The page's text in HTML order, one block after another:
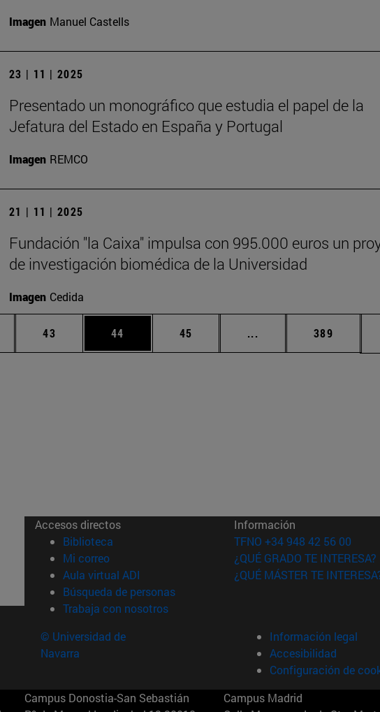
Imagen Manuel Castells
23 | 11 | 2025
Presentado un monográfico que estudia el papel de la
Jefatura del Estado en España y Portugal
Imagen REMCO
21 | 11 | 2025
Fundación "la Caixa" impulsa con 995.000 euros un
de investigación biomédica de la Universidad
Imagen Cedida
intermedias Use TAB para desplazarse.
Página
43 Página
44 Página
45 ... Páginas intermedias
Página
389
Accesos directos
Biblioteca (abre en nueva ventana)
Mi correo(abre en nueva ventana)
Aula virtual ADI (abre en nueva ventana)
Búsqueda de personas(abre en nueva ventana)
Trabaja con nosotros(abre en nueva ventana)
Información
TFNO +34 948 42 56 00
¿QUÉ GRADO TE INTERESA?
¿QUÉ MÁSTER TE
© Universidad de
Navarra
Información legal
Accesibilidad
Configuración de
Campus Donostia-San Sebastián
Campus Madrid